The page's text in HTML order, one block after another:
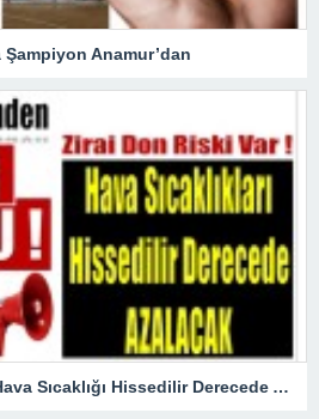
Anamur’dan
Valilikten Kritik Uyarı ; Hava Sıcaklığı Hissedilir Derecede Azalacak!